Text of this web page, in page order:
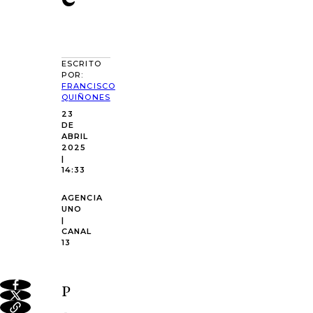
ESCRITO
POR:
FRANCISCO
QUIÑONES
23
DE
ABRIL
2025
|
14:33
AGENCIA
UNO
|
CANAL
13
P